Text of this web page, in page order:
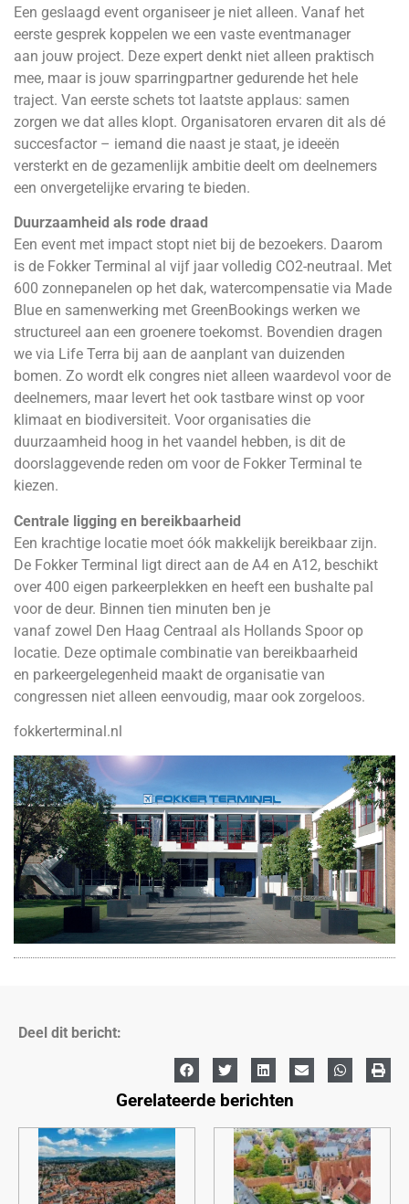
Een geslaagd event organiseer je niet alleen. Vanaf het
eerste gesprek koppelen we een vaste eventmanager
aan jouw project. Deze expert denkt niet alleen praktisch
mee, maar is jouw sparringpartner gedurende het hele
traject. Van eerste schets tot laatste applaus: samen
zorgen we dat alles klopt. Organisatoren ervaren dit als dé
succesfactor – iemand die naast je staat, je ideeën
versterkt en de gezamenlijk ambitie deelt om deelnemers
een onvergetelijke ervaring te bieden.
Duurzaamheid als rode draad
Een event met impact stopt niet bij de bezoekers. Daarom
is de Fokker Terminal al vijf jaar volledig CO2-neutraal. Met
600 zonnepanelen op het dak, watercompensatie via Made
Blue en samenwerking met GreenBookings werken we
structureel aan een groenere toekomst. Bovendien dragen
we via Life Terra bij aan de aanplant van duizenden
bomen. Zo wordt elk congres niet alleen waardevol voor de
deelnemers, maar levert het ook tastbare winst op voor
klimaat en biodiversiteit. Voor organisaties die
duurzaamheid hoog in het vaandel hebben, is dit de
doorslaggevende reden om voor de Fokker Terminal te
kiezen.
Centrale ligging en bereikbaarheid
Een krachtige locatie moet óók makkelijk bereikbaar zijn.
De Fokker Terminal ligt direct aan de A4 en A12, beschikt
over 400 eigen parkeerplekken en heeft een bushalte pal
voor de deur. Binnen tien minuten ben je
vanaf zowel Den Haag Centraal als Hollands Spoor op
locatie. Deze optimale combinatie van bereikbaarheid
en parkeergelegenheid maakt de organisatie van
congressen niet alleen eenvoudig, maar ook zorgeloos.
fokkerterminal.nl
Deel dit bericht:
Gerelateerde berichten